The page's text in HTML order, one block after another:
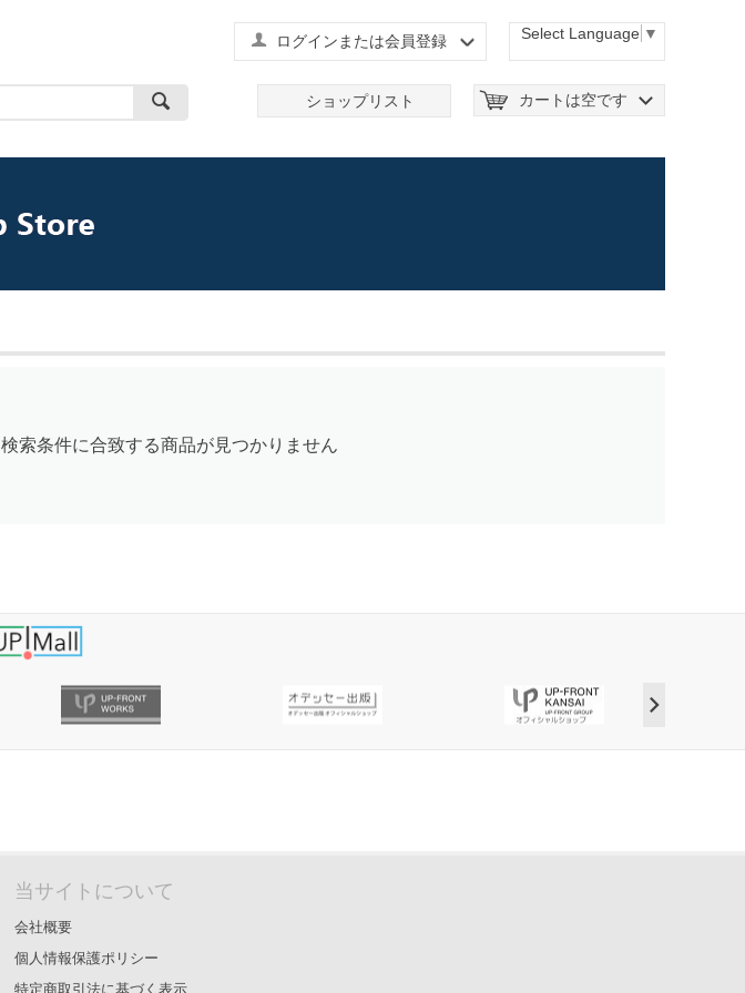
Select Language ▼
ログインまたは会員登録
カートは空です
ショップリスト
検索条件に合致する商品が見つかりません
当サイトについて
会社概要
個人情報保護ポリシー
特定商取引法に基づく表示